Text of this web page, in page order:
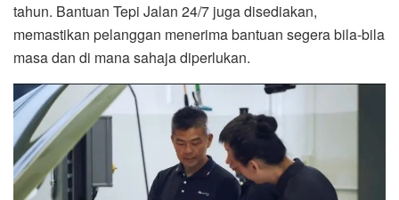
tahun. Bantuan Tepi Jalan 24/7 juga disediakan,
memastikan pelanggan menerima bantuan segera bila-bila
masa dan di mana sahaja diperlukan.